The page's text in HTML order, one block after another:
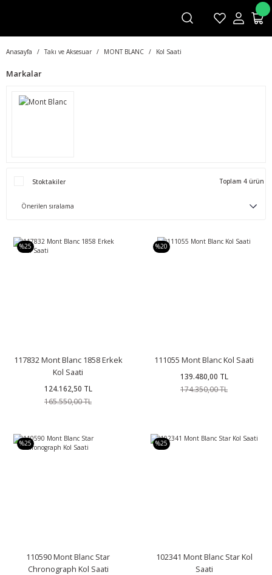
Anasayfa Takı ve Aksesuar MONT BLANC Kol Saati
Markalar
Stoktakiler Toplam 4 ürün
%25
117832 Mont Blanc 1858 Erkek
Kol Saati
124.162,50 TL
165.550,00 TL
%20
111055 Mont Blanc Kol Saati
139.480,00 TL
174.350,00 TL
%25
110590 Mont Blanc Star
Chronograph Kol Saati
%25
102341 Mont Blanc Star Kol
Saati